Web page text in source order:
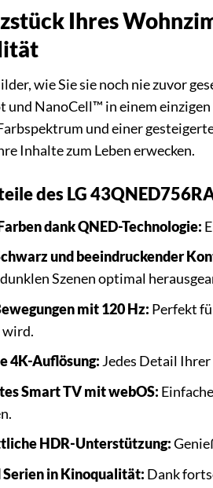
Ihres
wie Sie sie noch nie zuvor
und NanoCell™ in einem
und einer
Inhalte zum Leben erwecken.
des LG
dank QNED-Technologie:
und beeindruckender
Szenen optimal
mit 120 Hz: Perfekt
4K-Auflösung:Jedes Detail
Smart TV mit webOS:
HDR-Unterstützung:
Serien in Kinoqualität: Dank